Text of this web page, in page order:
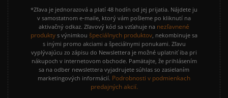
*Zľava je jednorazová a platí 48 hodín od jej prijatia. Nájdete ju
v samostatnom e-maile, ktorý vám pošleme po kliknutí na
aktivačný odkaz. Zľavový kód sa vzťahuje na nezľavnené
produkty s výnimkou špeciálnych produktov, nekombinuje sa
s inými promo akciami a špeciálnymi ponukami. Zľavu
vyplývajúcu zo zápisu do Newslettera je možné uplatniť iba pri
nákupoch v internetovom obchode. Pamätajte, že prihlásením
sa na odber newslettera vyjadrujete súhlas so zasielaním
marketingových informácií. Podrobnosti v podmienkach
predajných akcií.